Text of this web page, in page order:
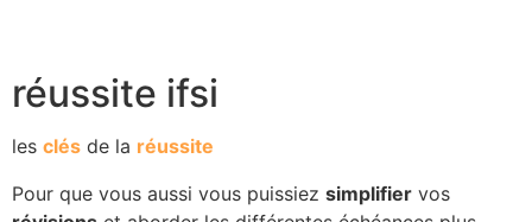
réussite ifsi
les clés de la réussite
Pour que vous aussi vous puissiez simplifier vos